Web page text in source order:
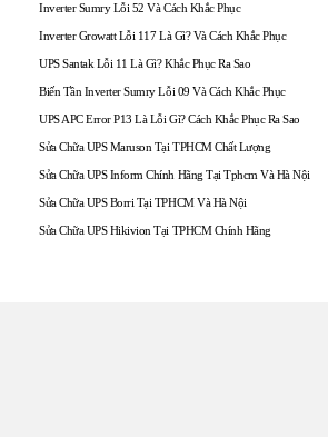
Inverter Sumry Lỗi 52 Và Cách Khắc Phục
Inverter Growatt Lỗi 117 Là Gì? Và Cách Khắc Phục
UPS Santak Lỗi 11 Là Gì? Khắc Phục Ra Sao
Biến Tần Inverter Sumry Lỗi 09 Và Cách Khắc Phục
UPS APC Error P13 Là Lỗi Gì? Cách Khắc Phục Ra Sao
Sửa Chữa UPS Maruson Tại TPHCM Chất Lượng
Sửa Chữa UPS Inform Chính Hãng Tại Tphcm Và Hà Nội
Sửa Chữa UPS Borri Tại TPHCM Và Hà Nội
Sửa Chữa UPS Hikivion Tại TPHCM Chính Hãng